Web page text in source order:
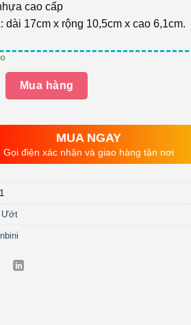
cao cấp
dài 17cm x rộng 10,5cm x cao 6,1cm.
Mua hàng
MUA NGAY
Gọi điện xác nhận và giao hàng tận nơi
Ướt